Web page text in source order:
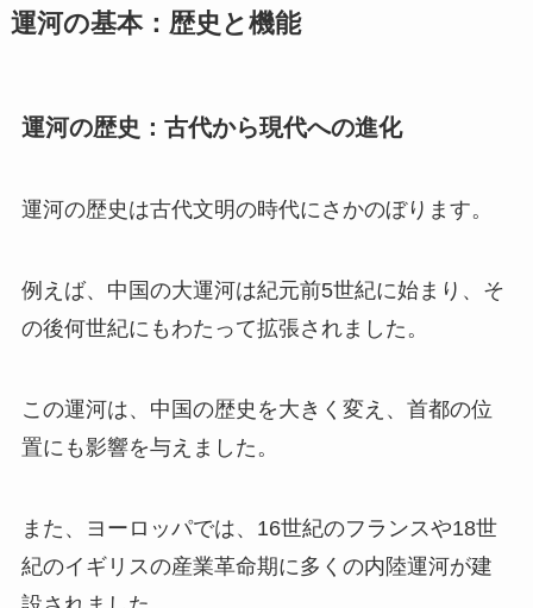
運河の基本：歴史と機能
運河の歴史：古代から現代への進化
運河の歴史は古代文明の時代にさかのぼります。
例えば、中国の大運河は紀元前5世紀に始まり、そ
の後何世紀にもわたって拡張されました。
この運河は、中国の歴史を大きく変え、首都の位
置にも影響を与えました。
また、ヨーロッパでは、16世紀のフランスや18世
紀のイギリスの産業革命期に多くの内陸運河が建